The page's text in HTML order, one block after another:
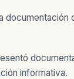
informativa.